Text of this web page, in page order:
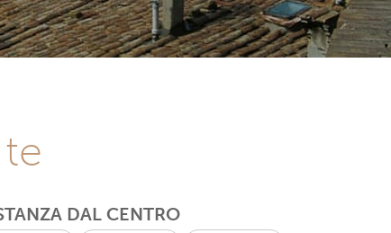
DAL CENTRO